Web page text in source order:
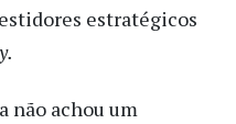
estratégicos
não achou um